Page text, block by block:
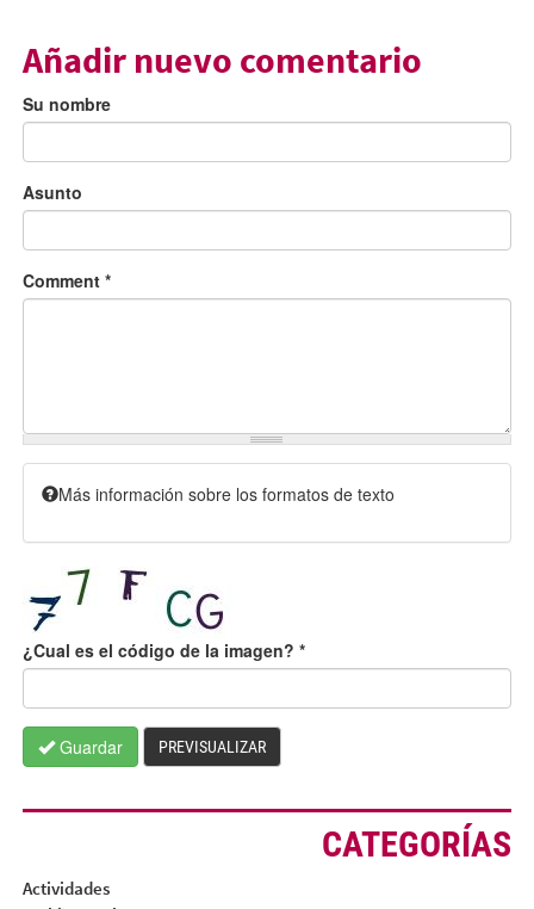
Añadir nuevo comentario
Su nombre
Asunto
Comment *
Más información sobre los formatos de texto
¿Cual es el código de la imagen? *
Guardar PREVISUALIZAR
CATEGORÍAS
Actividades